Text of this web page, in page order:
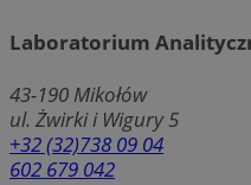
Laboratorium
43-190 Mikołów
ul. Żwirki i Wigury 5
+32 (32)738 09 04
602 679 042